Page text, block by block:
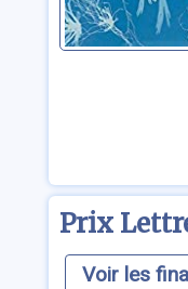
Prix
Voir les